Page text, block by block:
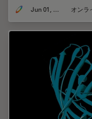
Jun 01, 2026